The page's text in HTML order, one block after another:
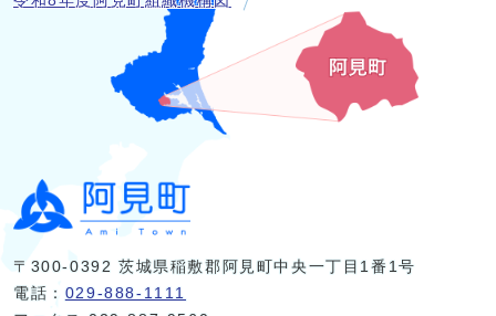
〒300-0392 茨城県稲敷郡阿見町中央一丁目1番1号
電話： 029-888-1111